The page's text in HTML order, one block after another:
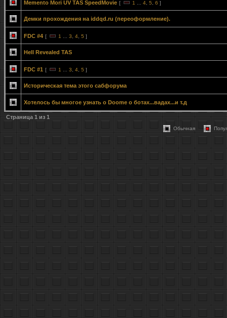
Memento Mori UV TAS SpeedMovie [ 1 4 5 6 ]
Демки прохождения на iddqd.ru (переоформление).
FDC #4 [ 1 3 4 5 ]
Hell Revealed TAS
FDC #1 [ 1 3 4 5 ]
Историческая тема этого сабфорума
Хотелось бы многое узнать о Doome о ботах...вадах...и т.д
Страница 1 из 1
Обычная